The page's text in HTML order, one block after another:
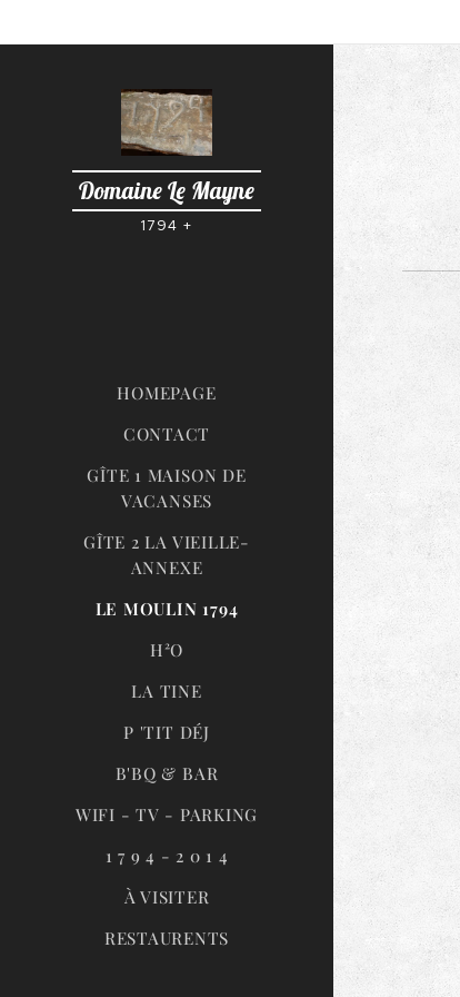
Domaine Le Mayne
1794 +
HOMEPAGE
CONTACT
GÎTE 1 MAISON DE
VACANSES
GÎTE 2 LA VIEILLE-
ANNEXE
LE MOULIN 1794
H²O
LA TINE
P 'TIT DÉJ
B'BQ & BAR
WIFI - TV - PARKING
1 7 9 4 - 2 0 1 4
À VISITER
RESTAURENTS